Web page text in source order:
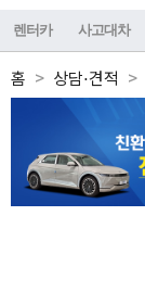
렌터카 사고대차
홈 상담⋅견적